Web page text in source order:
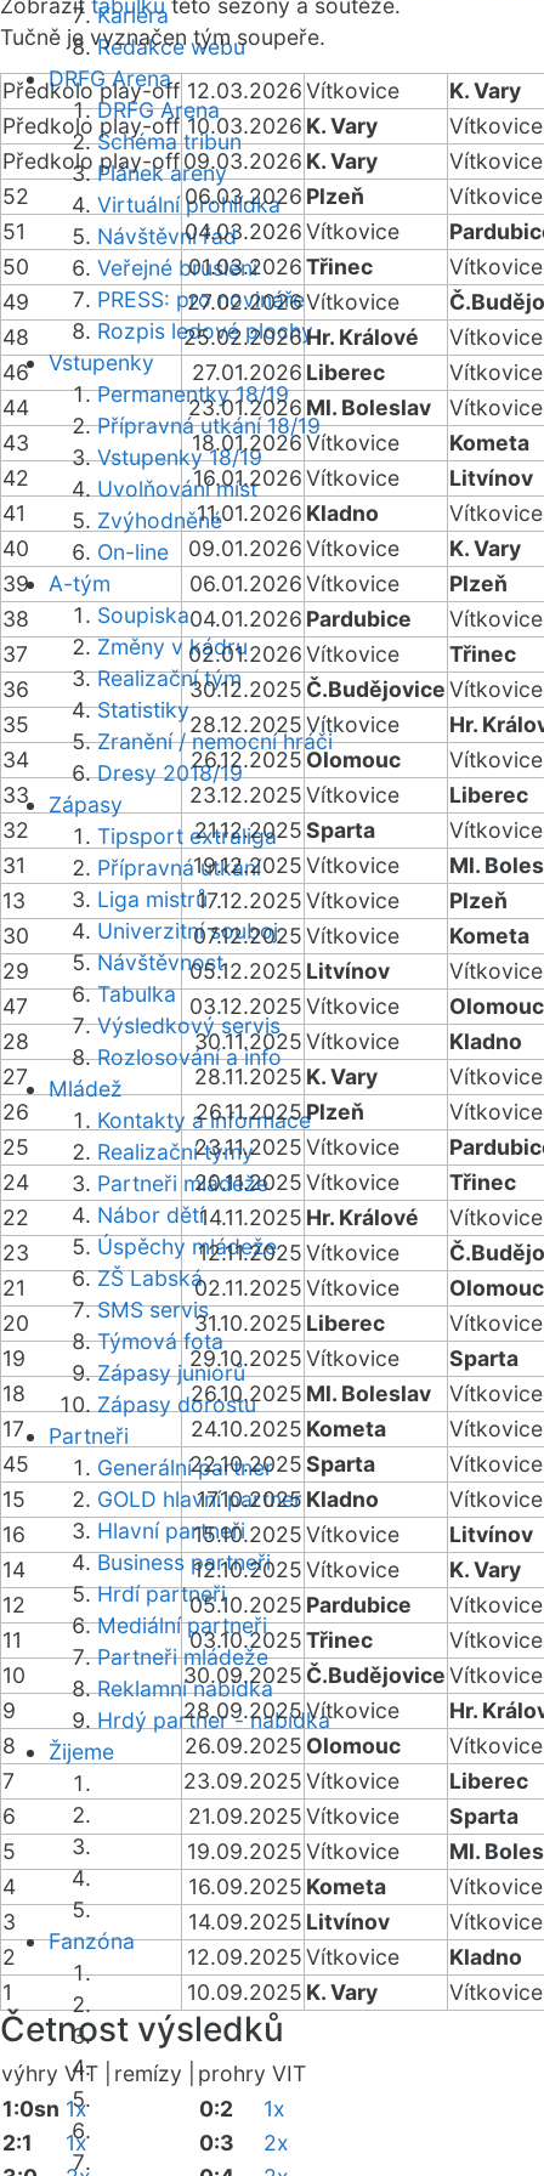
Kariéra
Redakce webu
DRFG Arena
DRFG Arena
Schéma tribun
Plánek areny
Virtuální prohlídka
Návštěvní řád
Veřejné bruslení
PRESS: pro novináře
Rozpis ledové plochy
Vstupenky
Permanentky 18/19
Přípravná utkání 18/19
Vstupenky 18/19
Uvolňování míst
Zvýhodněné
On-line
A-tým
Soupiska
Změny v kádru
Realizační tým
Statistiky
Zranění / nemocní hráči
Dresy 2018/19
Zápasy
Tipsport extraliga
Přípravná utkání
Liga mistrů
Univerzitní souboj
Návštěvnost
Tabulka
Výsledkový servis
Rozlosování a info
Mládež
Kontakty a informace
Realizační týmy
Partneři mládeže
Nábor dětí
Úspěchy mládeže
ZŠ Labská
SMS servis
Týmová fota
Zápasy juniorů
Zápasy dorostu
Partneři
Generální partner
GOLD hlavní partner
Hlavní partneři
Business partneři
Hrdí partneři
Mediální partneři
Partneři mládeže
Reklamní nabídka
Hrdý partner - nabídka
Žijeme
Fanzóna
Zobrazit tabulku této sezóny a soutěže.
Tučně je vyznačen tým soupeře.
Předkolo play-off 12.03.2026Vítkovice K. Vary
Předkolo play-off 10.03.2026 K. Vary Vítkovice
Předkolo play-off09.03.2026 K. Vary Vítkovice
52
06.03.2026 Plzeň Vítkovice
51
04.03.2026Vítkovice
50
01.03.2026Třinec Vítkovice
49
27.02.2026Vítkovice
48
25.02.2026Hr. Králové Vítkovice
46
27.01.2026 Liberec Vítkovice
44
23.01.2026 Ml. Boleslav Vítkovice
43
18.01.2026Vítkovice Kometa
42
16.01.2026Vítkovice Litvínov
41
11.01.2026 Kladno Vítkovice
40
09.01.2026Vítkovice K. Vary
39
06.01.2026Vítkovice Plzeň
38
04.01.2026 Pardubice Vítkovice
37
02.01.2026Vítkovice Třinec
36
30.12.2025 Č.BudějoviceVítkovice
35
28.12.2025Vítkovice Hr.
34
26.12.2025 Olomouc Vítkovice
33
23.12.2025Vítkovice Liberec
32
21.12.2025Sparta Vítkovice
31
19.12.2025Vítkovice Ml.
13
17.12.2025Vítkovice Plzeň
30
07.12.2025Vítkovice Kometa
29
05.12.2025 Litvínov Vítkovice
47
03.12.2025Vítkovice Olomouc
28
30.11.2025Vítkovice Kladno
27
28.11.2025 K. Vary Vítkovice
26
26.11.2025Plzeň Vítkovice
25
23.11.2025Vítkovice
24
20.11.2025Vítkovice Třinec
22
14.11.2025 Hr. Králové Vítkovice
23
12.11.2025Vítkovice
21
02.11.2025Vítkovice Olomouc
20
31.10.2025 Liberec Vítkovice
19
29.10.2025Vítkovice Sparta
18
26.10.2025 Ml. Boleslav Vítkovice
17
24.10.2025 Kometa Vítkovice
45
22.10.2025Sparta Vítkovice
15
17.10.2025Kladno Vítkovice
16
15.10.2025Vítkovice Litvínov
14
12.10.2025Vítkovice K. Vary
12
05.10.2025 Pardubice Vítkovice
11
03.10.2025Třinec Vítkovice
10
30.09.2025 Č.BudějoviceVítkovice
9
28.09.2025Vítkovice Hr.
8
26.09.2025 Olomouc Vítkovice
7
23.09.2025Vítkovice Liberec
6
21.09.2025Vítkovice Sparta
5
19.09.2025Vítkovice Ml.
4
16.09.2025 Kometa Vítkovice
3
14.09.2025 Litvínov Vítkovice
2
12.09.2025Vítkovice Kladno
1
10.09.2025 K. Vary Vítkovice
Četnost výsledků
výhry VIT | remízy |
prohry VIT
1:0sn 1x
2:1
1x
0:2
1x
0:3
2x